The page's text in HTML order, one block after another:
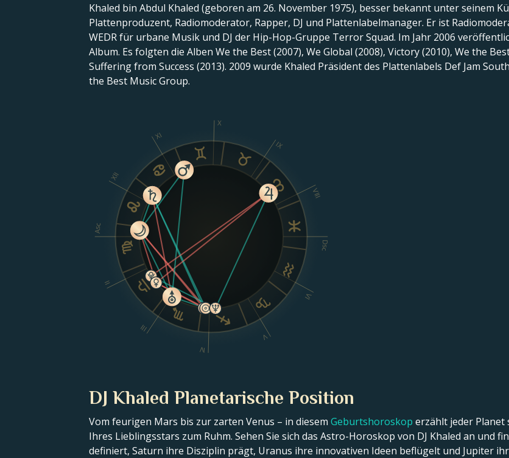
Khaled bin Abdul Khaled (geboren am 26. November 1975), besser bekannt unter seinem
Plattenproduzent, Radiomoderator, Rapper, DJ und Plattenlabelmanager. Er ist
WEDR für urbane Musik und DJ der Hip-Hop-Gruppe Terror Squad. Im Jahr 2006
Album. Es folgten die Alben We the Best (2007), We Global (2008), Victory (2010), We the
Suffering from Success (2013). 2009 wurde Khaled Präsident des Plattenlabels Def Jam
the Best Music Group.
Asc
II
III
IV
V
VI
Dsc
VIII
IX
X
XI
XII
DJ Khaled Planetarische Position
Vom feurigen Mars bis zur zarten Venus – in diesem Geburtshoroskop erzählt jeder Planet
Ihres Lieblingsstars zum Ruhm. Sehen Sie sich das Astro-Horoskop von DJ Khaled an und
definiert, Saturn ihre Disziplin prägt, Uranus ihre innovativen Ideen beflügelt und Jupiter